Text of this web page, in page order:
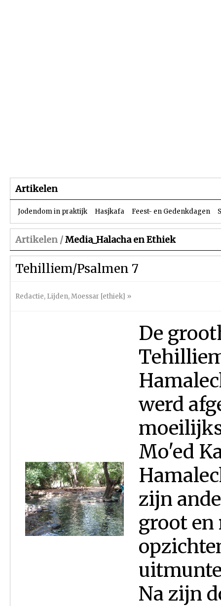
Artikelen
Jodendom in praktijk Hasjkafa Feest- en Gedenkdagen
Artikelen /Media_Halacha en Ethiek
Tehilliem/Psalmen 7
Redactie, Lijden,Moessar [ethiek] »
De
werd
Mo'ed
zijn
groot en
Na zijn